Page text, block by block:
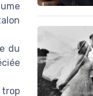
du
trop